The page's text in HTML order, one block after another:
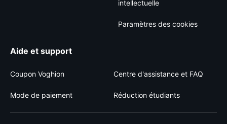
intellectuelle
Paramètres des cookies
Aide et support
Coupon Voghion Centre d'assistance et FAQ
Mode de paiement Réduction étudiants